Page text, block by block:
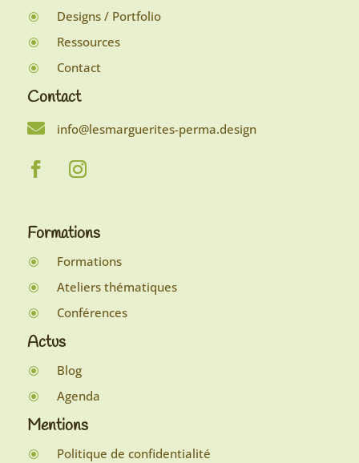
\ Designs / Portfolio
\ Ressources
\ Contact
Contact
 info@lesmarguerites-perma.design
Formations
\ Formations
\ Ateliers thématiques
\ Conférences
Actus
\ Blog
\ Agenda
Mentions
\ Politique de confidentialité